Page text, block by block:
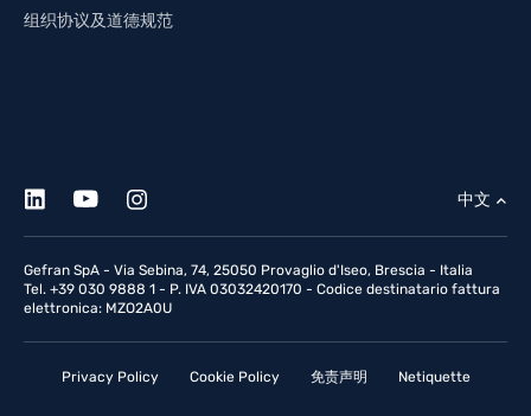
组织协议及道德规范
Gefran SpA - Via Sebina, 74, 25050 Provaglio d'Iseo, Brescia - Italia
Tel. +39 030 9888 1 - P. IVA 03032420170 - Codice destinatario fattura
elettronica: MZO2A0U
中文
Privacy Policy Cookie Policy 免责声明 Netiquette